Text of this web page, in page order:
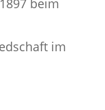
beim
im